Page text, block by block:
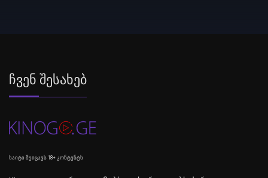
Ჩვენ Შესახებ
საიტი შეიცავს 18+ კონტენტს